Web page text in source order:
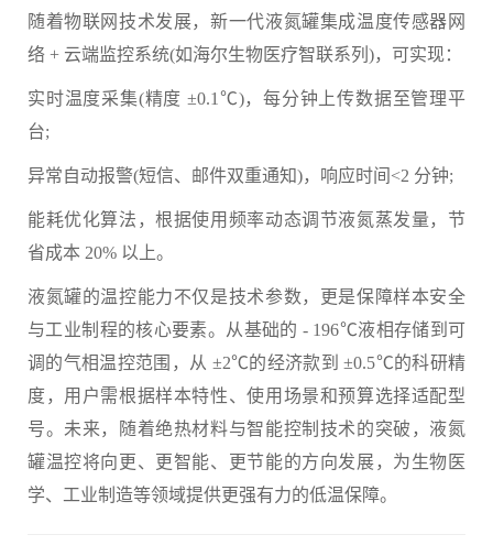
随着物联网技术发展，新一代液氮罐集成温度传感器网
络 + 云端监控系统(如海尔生物医疗智联系列)，可实现：
实时温度采集(精度 ±0.1℃)，每分钟上传数据至管理平
台;
异常自动报警(短信、邮件双重通知)，响应时间<2 分钟;
能耗优化算法，根据使用频率动态调节液氮蒸发量，节
省成本 20% 以上。
液氮罐的温控能力不仅是技术参数，更是保障样本安全
与工业制程的核心要素。从基础的 - 196℃液相存储到可
调的气相温控范围，从 ±2℃的经济款到 ±0.5℃的科研精
度，用户需根据样本特性、使用场景和预算选择适配型
号。未来，随着绝热材料与智能控制技术的突破，液氮
罐温控将向更、更智能、更节能的方向发展，为生物医
学、工业制造等领域提供更强有力的低温保障。